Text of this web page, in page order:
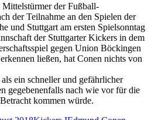
der Fußball-
der Teilnahme an den Spielen der
und Stuttgart am ersten Spielsonntag
der Stuttgarter Kickers in dem
gegen Union Böckingen
ließen, hat Conen nichts von
ein schneller und gefährlicher
gegebenenfalls nach wie vor für die
kommen würde.